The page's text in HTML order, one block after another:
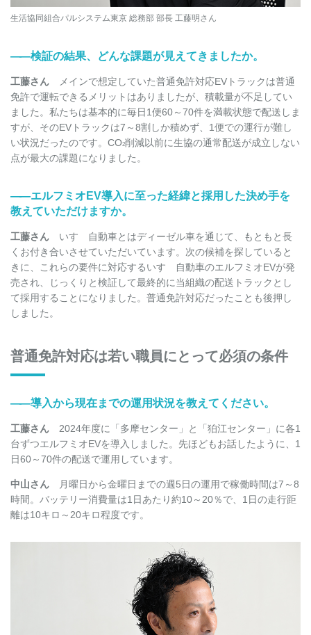
生活協同組合パルシステム東京 総務部 部長 工藤明さん
――検証の結果、どんな課題が見えてきましたか。
工藤さん メインで想定していた普通免許対応EVトラックは普通
免許で運転できるメリットはありましたが、積載量が不足してい
ました。私たちは基本的に毎日1便60～70件を満載状態で配送しま
すが、そのEVトラックは7～8割しか積めず、1便での運行が難し
い状況だったのです。CO2削減以前に生協の通常配送が成立しない
点が最大の課題になりました。
――エルフミオEV導入に至った経緯と採用した決め手を
教えていただけますか。
工藤さん いすゞ自動車とはディーゼル車を通じて、もともと長
くお付き合いさせていただいています。次の候補を探していると
きに、これらの要件に対応するいすゞ自動車のエルフミオEVが発
売され、じっくりと検証して最終的に当組織の配送トラックとし
て採用することになりました。普通免許対応だったことも後押し
しました。
普通免許対応は若い職員にとって必須の条件
――導入から現在までの運用状況を教えてください。
工藤さん 2024年度に「多摩センター」と「狛江センター」に各1
台ずつエルフミオEVを導入しました。先ほどもお話したように、1
日60～70件の配送で運用しています。
中山さん 月曜日から金曜日までの週5日の運用で稼働時間は7～8
時間。バッテリー消費量は1日あたり約10～20％で、1日の走行距
離は10キロ～20キロ程度です。